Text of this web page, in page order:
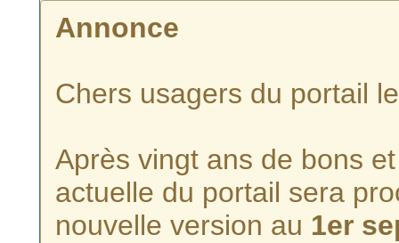
Annonce
Chers usagers du portail
Après vingt ans de bons
actuelle du portail sera
nouvelle version au 1er